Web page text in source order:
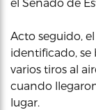
Acto seguido,
identificado,
varios tiros al
cuando
lugar.